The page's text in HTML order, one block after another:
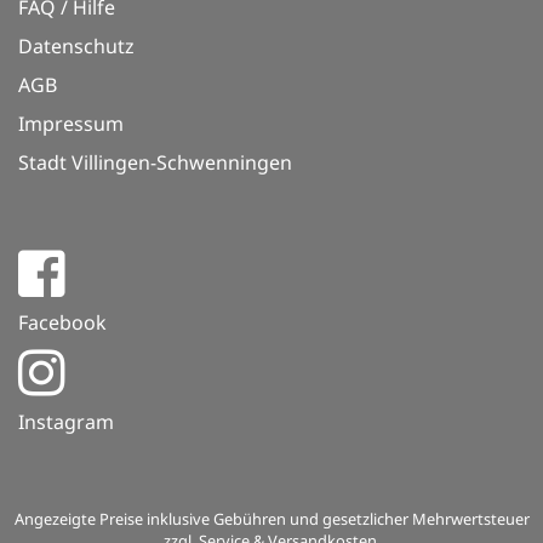
FAQ / Hilfe
Datenschutz
AGB
Impressum
Stadt Villingen-Schwenningen
Facebook
Instagram
Angezeigte Preise inklusive Gebühren und gesetzlicher Mehrwertsteuer